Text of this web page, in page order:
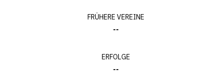
FRÜHERE VEREINE
--
ERFOLGE
--